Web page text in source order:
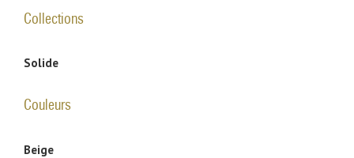
Collections
Solide
Couleurs
Beige